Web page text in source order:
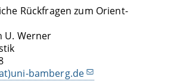
Rückfragen zum Orient-
U. Werner
bamberg.de